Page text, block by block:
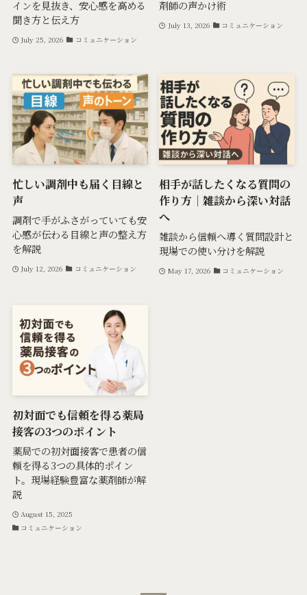
インを見抜き、安心感を高める
聞き方と伝え方
July 25, 2026 コミュニケーション
剤師の声かけ術
July 13, 2026 コミュニケーション
忙しい調剤中も届く目線と
声
調剤で手がふさがっていても安
心感が伝わる目線と声の整え方
を解説
July 12, 2026 コミュニケーション
相手が話したくなる質問の
作り方｜雑談から深い対話
へ
雑談から信頼へ導く質問設計と
現場での使い分けを解説
May 17, 2026 コミュニケーション
初対面でも信頼を得る薬局
接客の3つのポイント
薬局での初対面接客で患者の信
頼を得る3つの具体的ポイン
ト。現場経験豊富な薬剤師が解
説
August 15, 2025
コミュニケーション